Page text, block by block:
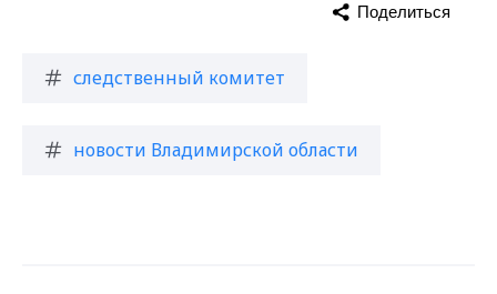
следственный комитет
новости Владимирской области
Поделиться